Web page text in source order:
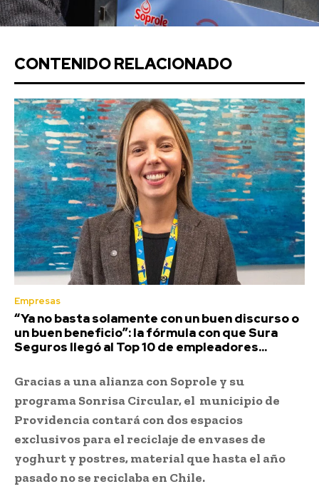
CONTENIDO RELACIONADO
Empresas
“Ya no basta solamente con un buen discurso o
un buen beneficio”: la fórmula con que Sura
Seguros llegó al Top 10 de empleadores...
Gracias a una alianza con Soprole y su
programa Sonrisa Circular, el municipio de
Providencia contará con dos espacios
exclusivos para el reciclaje de envases de
yoghurt y postres, material que hasta el año
pasado no se reciclaba en Chile.